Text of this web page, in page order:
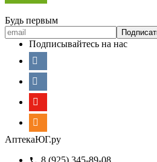
Будь первым
Подписывайтесь на нас
АптекаЮГ.ру
8 (925) 345-89-08